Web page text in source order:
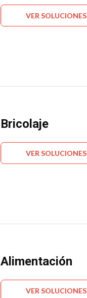
VER SOLUCIONES
Bricolaje
VER SOLUCIONES
Alimentación
VER SOLUCIONES